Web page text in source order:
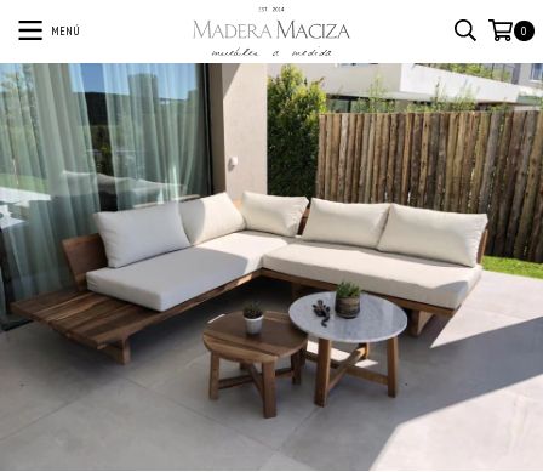
MENÚ 0